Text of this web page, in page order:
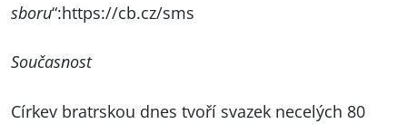
sboru“:https://cb.cz/sms
Současnost
Církev bratrskou dnes tvoří svazek necelých 80